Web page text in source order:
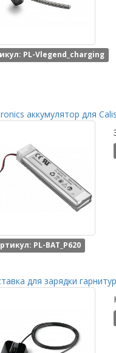
PL-Vlegend_charging
аккумулятор для
PL-BAT_P620
для зарядки